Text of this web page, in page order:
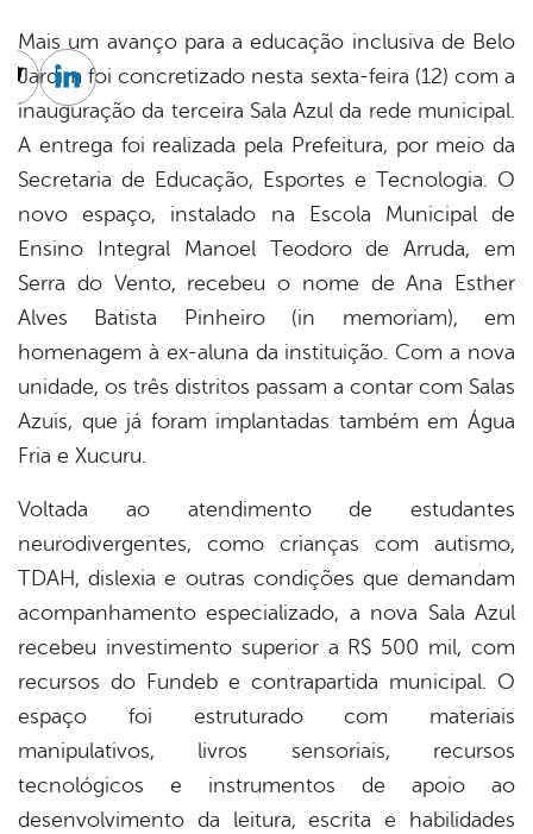
Mais um avanço para a educação inclusiva de Belo
Jardim foi concretizado nesta sexta-feira (12) com a
inauguração da terceira Sala Azul da rede municipal.
A entrega foi realizada pela Prefeitura, por meio da
Secretaria de Educação, Esportes e Tecnologia. O
novo espaço, instalado na Escola Municipal de
Ensino Integral Manoel Teodoro de Arruda, em
Serra do Vento, recebeu o nome de Ana Esther
Alves Batista Pinheiro (in memoriam), em
homenagem à ex-aluna da instituição. Com a nova
unidade, os três distritos passam a contar com Salas
Azuis, que já foram implantadas também em Água
Fria e Xucuru.
Voltada ao atendimento de estudantes
neurodivergentes, como crianças com autismo,
TDAH, dislexia e outras condições que demandam
acompanhamento especializado, a nova Sala Azul
recebeu investimento superior a R$ 500 mil, com
recursos do Fundeb e contrapartida municipal. O
espaço foi estruturado com materiais
manipulativos, livros sensoriais, recursos
tecnológicos e instrumentos de apoio ao
desenvolvimento da leitura, escrita e habilidades
Twitter
Linkedin